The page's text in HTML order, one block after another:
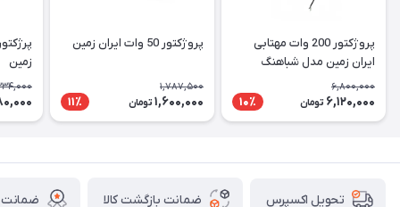
پروژکتور 200 وات مهتابی
ایران زمین مدل شباهنگ
6,800,000
6,120,000 تومان 10٪
پروژکتور 50 وات ایران زمین
1,787,500
1,600,000 تومان 11٪
زمین
تحویل اکسپرس ضمانت بازگشت کالا ضمانت